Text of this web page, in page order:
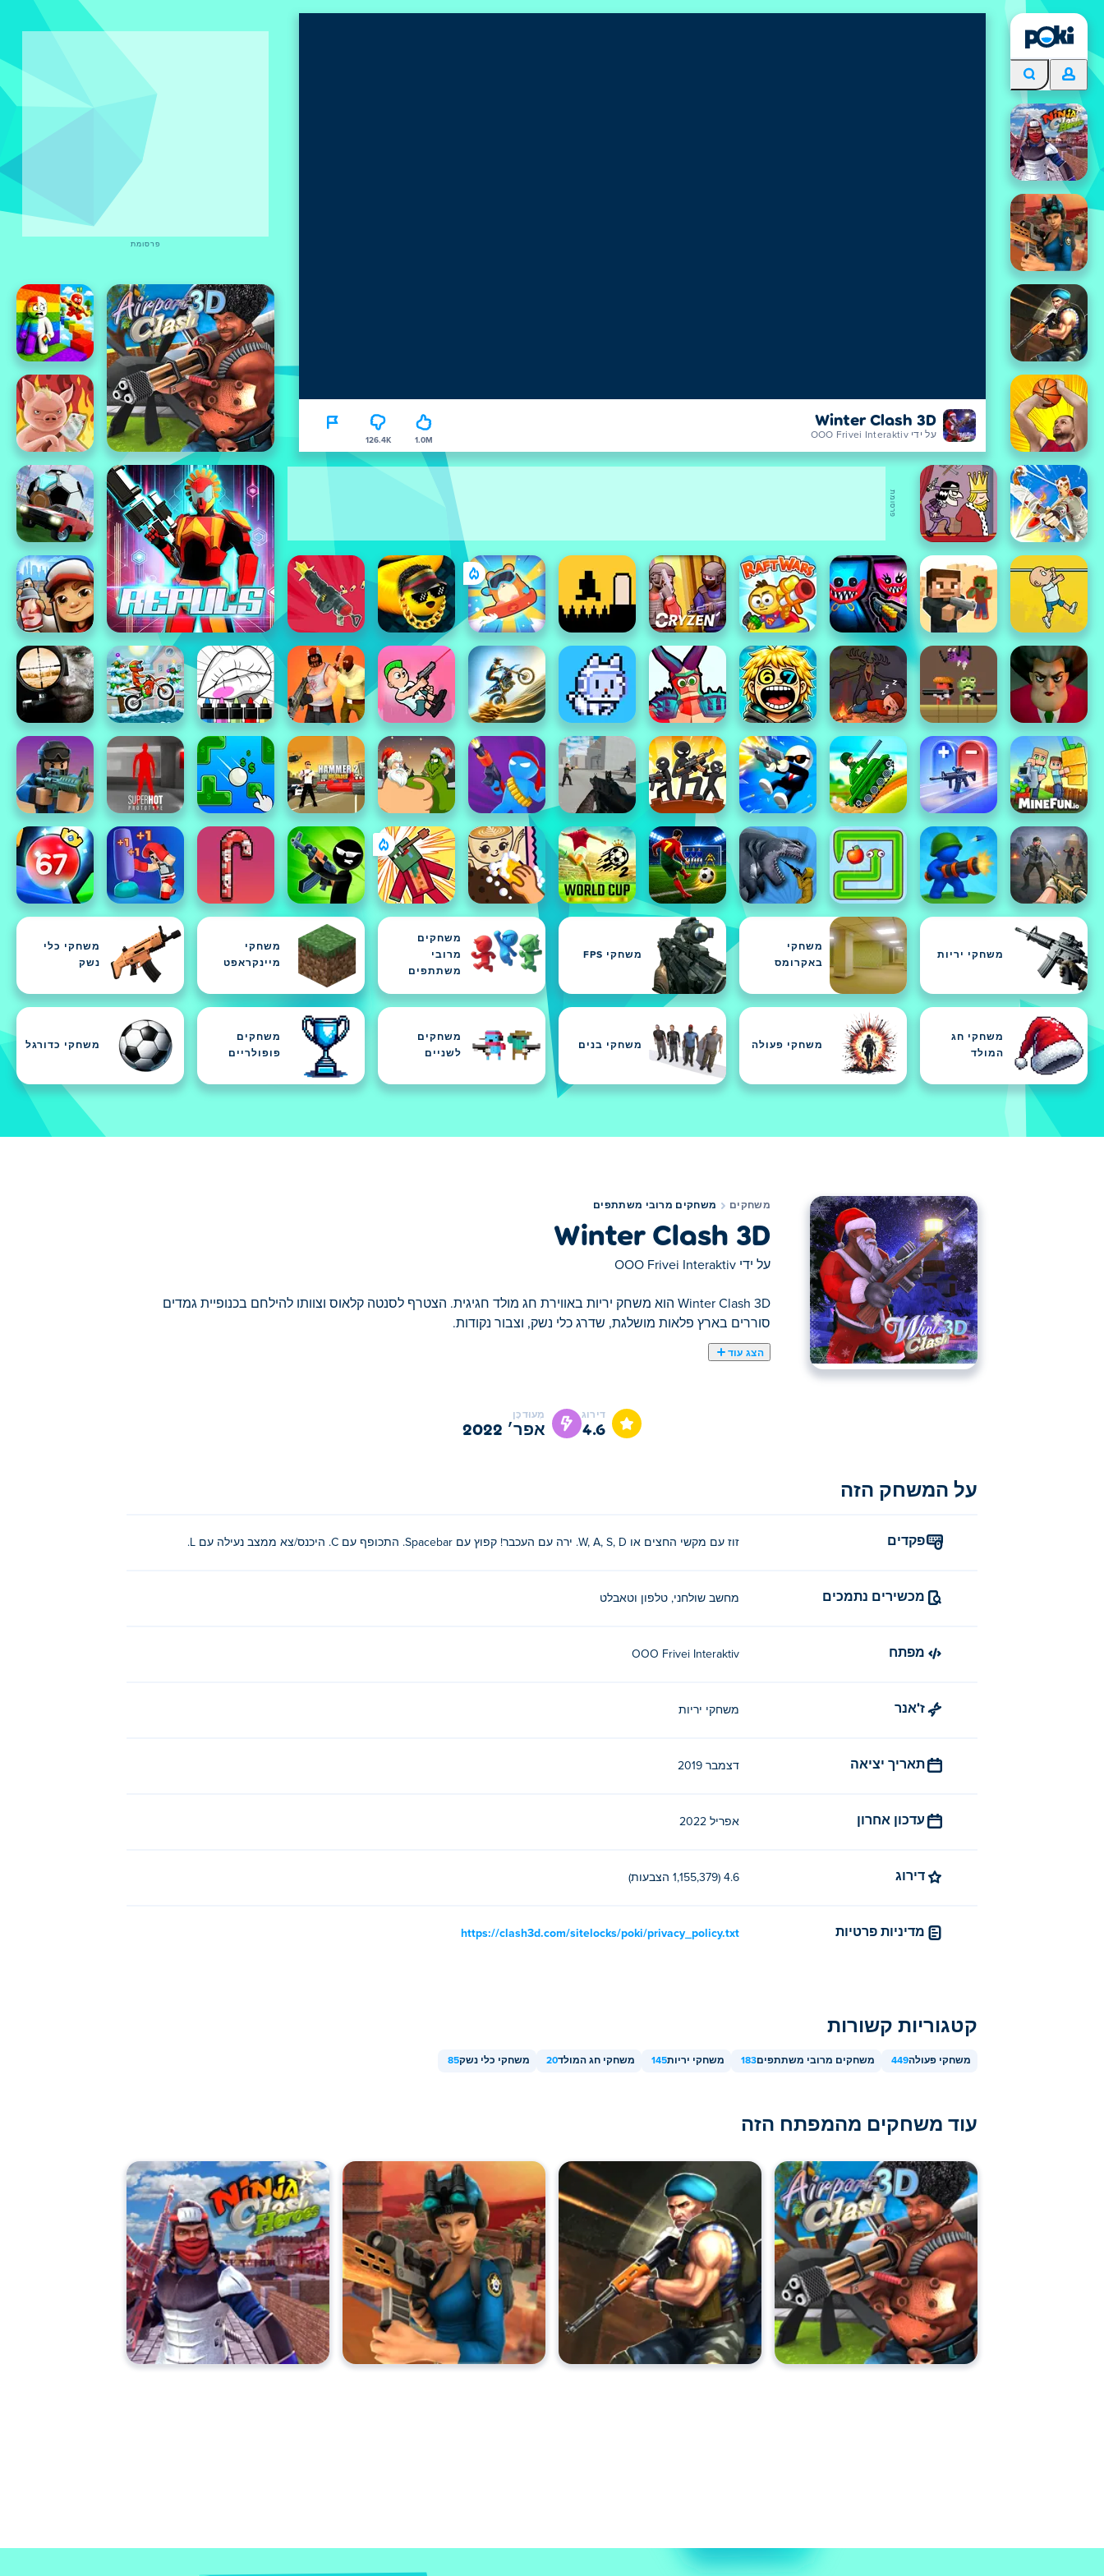
Winter Clash 3D
על ידי OOO Frivei Interaktiv 1.0M
126.4K
משחקי יריות
משחקי
באקרומס
משחקי FPS
משחקים
מרובי
משתתפים
משחקי
מיינקראפט
משחקי כלי
נשק
משחקי חג
המולד
משחקי פעולה משחקי בנים
משחקים
לשניים
משחקים
פופולריים
משחקי כדורגל
פרסומת
פרסומת
משחקים משחקים מרובי משתתפים
Winter Clash 3D
על ידי OOO Frivei Interaktiv
Winter Clash 3D הוא משחק יריות באווירת חג מולד חגיגית. הצטרף לסנטה קלאוס וצוותו להילחם בכנופיית גמדים
סוררים בארץ פלאות מושלגת, שדרג כלי נשק, וצבור נקודות.
הצג עוד
כאן תוכלו לשחק ב Winter Clash 3D. Winter Clash 3D הוא אחד מהמשחקים מרובי משתתפים הנבחרים שלנו
דירוג
4.6
מְעוּדכָּן
אפר׳ 2022
על המשחק הזה
פקדים זוז עם מקשי החצים או W, A, S, D. ירה עם העכבר! קפוץ עם Spacebar. התכופף עם C. היכנס/צא ממצב נעילה עם L.
מכשירים נתמכים מחשב שולחני, טלפון וטאבלט
מפתח OOO Frivei Interaktiv
ז'אנר משחקי יריות
תאריך יציאה דצמבר 2019
עדכון אחרון אפריל 2022
דירוג 4.6 (1,155,379 הצבעות)
מדיניות פרטיות https://clash3d.com/sitelocks/poki/privacy_policy.txt
קטגוריות קשורות
משחקי פעולה449 משחקים מרובי משתתפים183 משחקי יריות145 משחקי חג המולד20 משחקי כלי נשק85
עוד משחקים מהמפתח הזה